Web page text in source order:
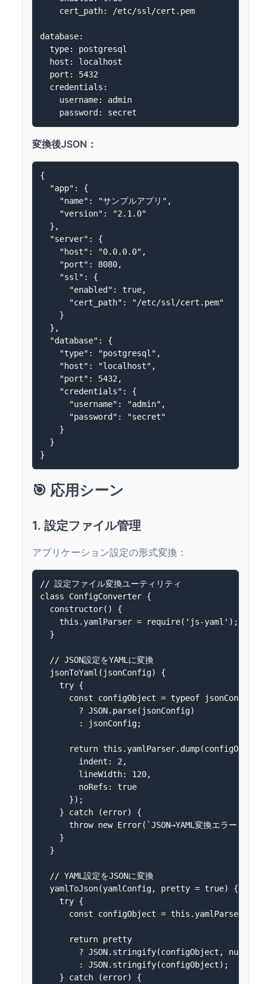
    cert_path: /etc/ssl/cert.pem
database:
  type: postgresql
  host: localhost
  port: 5432
  credentials:
    username: admin
変換後JSON：
{
  "app": {
    "name": "サンプルアプリ",
    "version": "2.1.0"
  },
  "server": {
    "host": "0.0.0.0",
    "port": 8080,
    "ssl": {
      "enabled": true,
      "cert_path": "/etc/ssl/cert.pem"
    }
  },
  "database": {
    "type": "postgresql",
    "host": "localhost",
    "port": 5432,
    "credentials": {
      "username": "admin",
      "password": "secret"
    }
  }
🎯 応用シーン
1. 設定ファイル管理
アプリケーション設定の形式変換：
// 設定ファイル変換ユーティリティ
class ConfigConverter {
  constructor() {
    this.yamlParser = require('js-yaml');
  }
  // JSON設定をYAMLに変換
  jsonToYaml(jsonConfig) {
    try {
const configObject = typeof jsonConfig
        ? JSON.parse(jsonConfig)
        : jsonConfig;
return this.yamlParser.dump(configObject,
        indent: 2,
        lineWidth: 120,
        noRefs: true
      });
    } catch (error) {
throw new Error(`JSON→YAML変換エラー:
    }
  }
  // YAML設定をJSONに変換
  yamlToJson(yamlConfig, pretty = true) {
    try {
const configObject =
      return pretty
        ? JSON.stringify(configObject, null, 2)
        : JSON.stringify(configObject);
    } catch (error) {